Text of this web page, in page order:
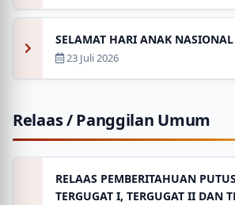
SELAMAT HARI ANAK NASIONAL
23 Juli 2026
Relaas / Panggilan Umum
RELAAS PEMBERITAHUAN
TERGUGAT I, TERGUGAT II DAN